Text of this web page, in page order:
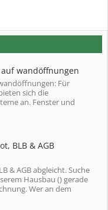
wandöffnungen
Für
sich die
an. Fenster und
BLB & AGB
& AGB abgleicht. Suche
Hausbau () gerade
Wer an dem